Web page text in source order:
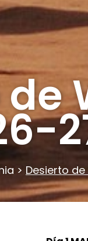
> Desierto